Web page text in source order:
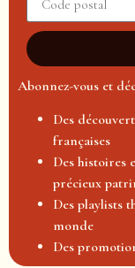
Abonnez-vous et
Des
françaises
Des histoires
précieux
Des playlists
monde
Des